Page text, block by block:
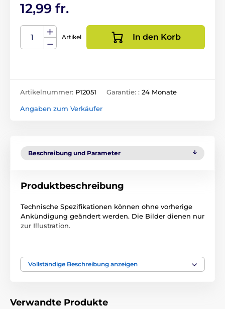
12,99 fr.
Artikel In den Korb
Artikelnummer: P12051 Garantie: : 24 Monate
Angaben zum Verkäufer
Beschreibung und Parameter
Produktbeschreibung
Technische Spezifikationen können ohne vorherige
Ankündigung geändert werden. Die Bilder dienen nur
zur Illustration.
Das Produkt ist in Kategorien eingeteilt
Vollständige Beschreibung anzeigen
Verwandte Produkte